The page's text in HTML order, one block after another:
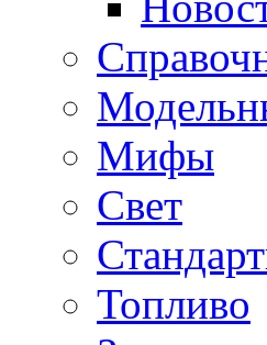
Мифы
Свет
Топливо